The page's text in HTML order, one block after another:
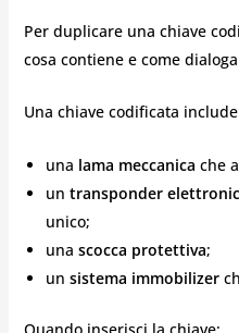
Per duplicare una chiave
cosa contiene e come
Una chiave codificata
una lama meccanica che
un transponder
unico;
una scocca protettiva;
un sistema immobilizer
Quando inserisci la chiave: